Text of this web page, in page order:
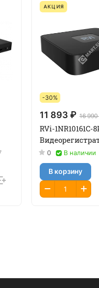
АКЦИЯ
-30%
11 893 ₽ 16 990
RVi-1NR10161C-
0 В наличии
В корзину